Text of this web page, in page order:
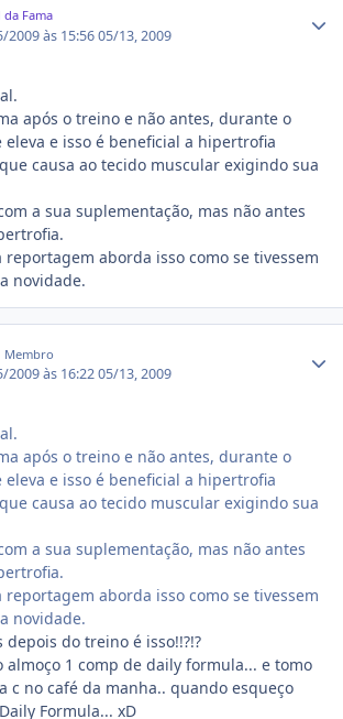
da Fama
2009 às 15:5605/13, 2009
após o treino e não antes, durante o
e isso é beneficial a hipertrofia
causa ao tecido muscular exigindo sua
a sua suplementação, mas não antes
reportagem aborda isso como se tivessem
novidade.
Membro
2009 às 16:2205/13, 2009
após o treino e não antes, durante o
e isso é beneficial a hipertrofia
causa ao tecido muscular exigindo sua
a sua suplementação, mas não antes
reportagem aborda isso como se tivessem
novidade.
depois do treino é isso!!?!?
almoço 1 comp de daily formula... e tomo
c no café da manha.. quando esqueço
Formula... xD